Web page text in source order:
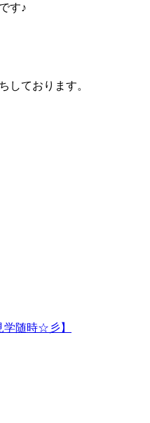
す♪
しております。
学随時☆彡】